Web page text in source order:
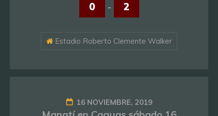
0 - 2
Estadio Roberto Clemente Walker
16 NOVIEMBRE, 2019